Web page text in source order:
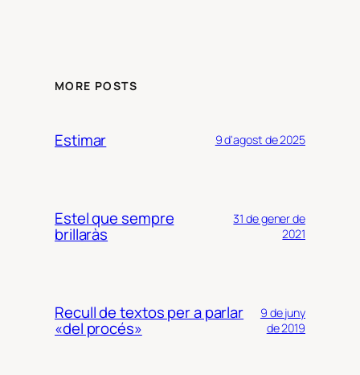
MORE POSTS
Estimar 9 d'agost de 2025
Estel que sempre
brillaràs
31 de gener de
2021
Recull de textos per a parlar
«del procés»
9 de juny
de 2019